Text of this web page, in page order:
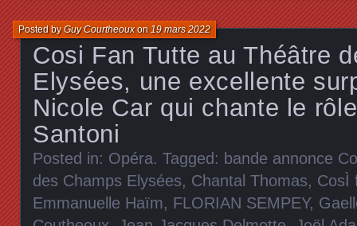
Cosi Fan Tutte au Théâtre
Elysées, une excellente
Nicole Car qui chante le
Santoni
Posted byGuy Courtheouxon 19 mars 2022
Posted in: Opéra. Tagged: bande annonce
des Champs Elysées, Chantal Thomas, CosÌ
Emmanuelle Haïm, FLORIAN SEMPEY,